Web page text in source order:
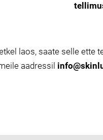
laos, saate selle ette
aadressil